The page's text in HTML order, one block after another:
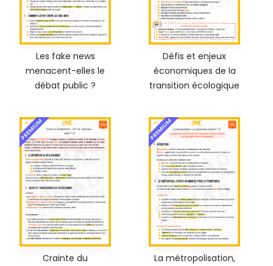
Les fake news
menacent-elles le
débat public ?
Défis et enjeux
économiques de la
transition écologique
PREMIUM
Crainte du
PREMIUM
La métropolisation,